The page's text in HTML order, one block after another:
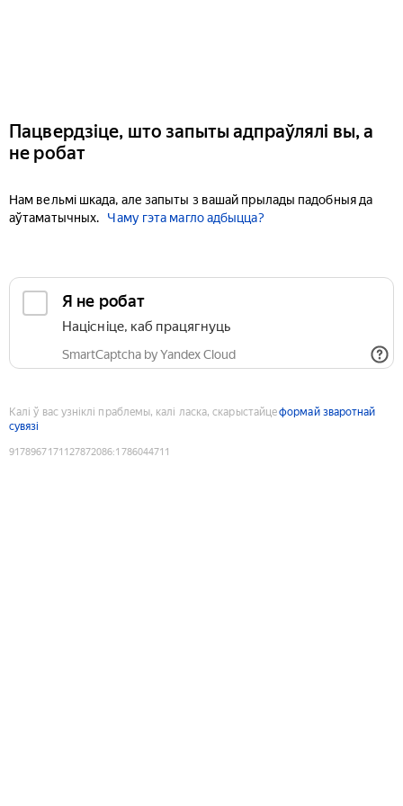
Пацвердзіце, што запыты адпраўлялі вы, а
не робат
Нам вельмі шкада, але запыты з вашай прылады падобныя да
аўтаматычных.
Чаму гэта магло адбыцца?
Я не робат
Націсніце, каб працягнуць
SmartCaptcha by Yandex Cloud
Калі ў вас узніклі праблемы, калі ласка, скарыстайцеформай зваротнай
сувязі
9178967171127872086:1786044711